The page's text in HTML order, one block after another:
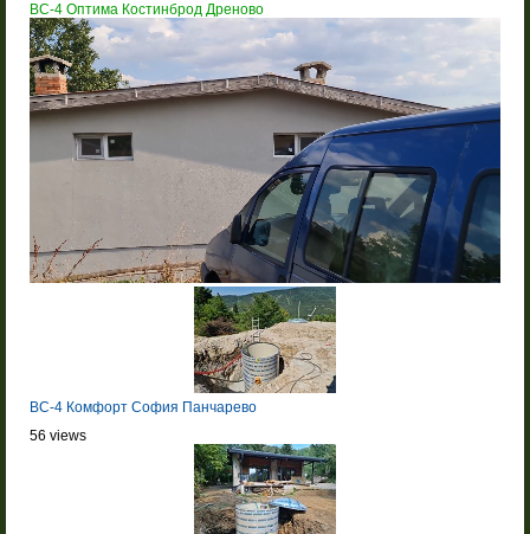
BC-4 Оптима Костинброд Дреново
BC-4 Комфорт София Панчарево
56 views